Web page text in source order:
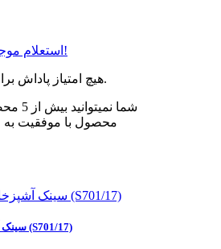
استعلام موجودی و قیمت این محصول!
هیچ امتیاز پاداش برای این محصول وجود ندارد.
شما نمیتوانید بیش از 5 محصول را با هم مقایسه کنید
محصول با موفقیت
سینک آشپزخانه درخشان مدل (S701/17)